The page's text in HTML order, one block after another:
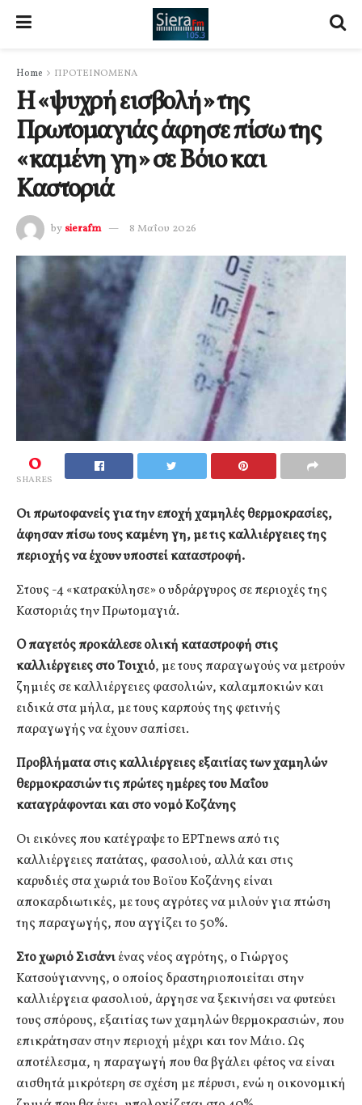
Home ΠΡΟΤΕΙΝΟΜΕΝΑ
Η «ψυχρή εισβολή» της
Πρωτομαγιάς άφησε πίσω της
«καμένη γη» σε Βόιο και
Καστοριά
by sierafm 8 Μαΐου 2026
0
SHARES
Οι πρωτοφανείς για την εποχή χαμηλές θερμοκρασίες,
άφησαν πίσω τους καμένη γη, με τις καλλιέργειες της
περιοχής να έχουν υποστεί καταστροφή.
Στους -4 «κατρακύλησε» ο υδράργυρος σε περιοχές της
Καστοριάς την Πρωτομαγιά.
O παγετός προκάλεσε ολική καταστροφή στις
καλλιέργειες στο Τοιχιό, με τους παραγωγούς να μετρούν
ζημιές σε καλλιέργειες φασολιών, καλαμποκιών και
ειδικά στα μήλα, με τους καρπούς της φετινής
παραγωγής να έχουν σαπίσει.
Προβλήματα στις καλλιέργειες εξαιτίας των χαμηλών
θερμοκρασιών τις πρώτες ημέρες του Μαΐου
καταγράφονται και στο νομό Κοζάνης
Οι εικόνες που κατέγραψε το ΕΡΤnews από τις
καλλιέργειες πατάτας, φασολιού, αλλά και στις
καρυδιές στα χωριά του Βοϊου Κοζάνης είναι
αποκαρδιωτικές, με τους αγρότες να μιλούν για πτώση
της παραγωγής, που αγγίζει το 50%.
Στο χωριό Σισάνιένας νέος αγρότης, ο Γιώργος
Κατσούγιαννης, ο οποίος δραστηριοποιείται στην
καλλιέργεια φασολιού, άργησε να ξεκινήσει να φυτεύει
τους σπόρους, εξαιτίας των χαμηλών θερμοκρασιών, που
επικράτησαν στην περιοχή μέχρι και τον Μάιο. Ως
αποτέλεσμα, η παραγωγή που θα βγάλει φέτος να είναι
αισθητά μικρότερη σε σχέση με πέρυσι, ενώ η οικονομική